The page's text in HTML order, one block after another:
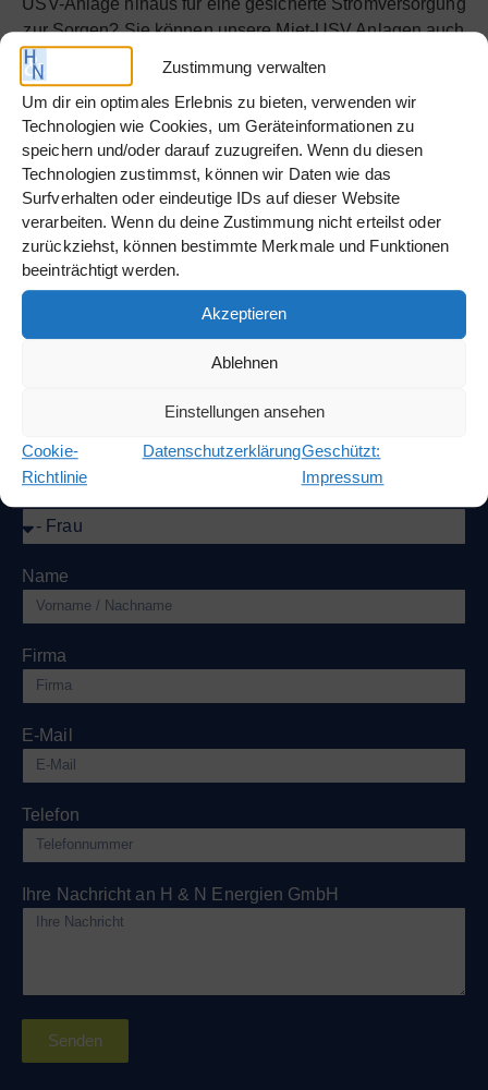
Zustimmung verwalten
Um dir ein optimales Erlebnis zu bieten, verwenden wir
Technologien wie Cookies, um Geräteinformationen zu
speichern und/oder darauf zuzugreifen. Wenn du diesen
Technologien zustimmst, können wir Daten wie das
Surfverhalten oder eindeutige IDs auf dieser Website
verarbeiten. Wenn du deine Zustimmung nicht erteilst oder
zurückziehst, können bestimmte Merkmale und Funktionen
beeinträchtigt werden.
Akzeptieren
Ablehnen
Einstellungen ansehen
Cookie-
Richtlinie
DatenschutzerklärungGeschützt:
Impressum
zur Sorgen? Sie können unsere Miet-USV Anlagen auch
problemlos in Verbindung mit einem Stromaggregat
betreiben.
Unser Mietpark beinhaltet neben den Outdoor-Anlagen
auch über eine große Auswahl an Anlagen für den
Indoor-Bereich.
Angebot anfordern
KONTAKTANFRAGE
Name
Firma
E-Mail
Telefon
Ihre Nachricht an H & N Energien GmbH
Senden